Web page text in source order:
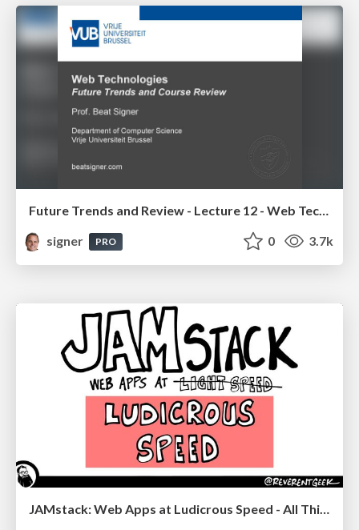
Future Trends and Review - Lecture 12 - Web Technologies (1019888BNR)
signer
PRO 0 3.7k